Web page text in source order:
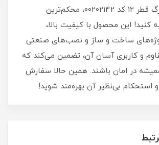
با بست تکی بزرگ قطر ۱۲ کد 00202142، محکم‌ترین
کنید! این محصول با کیفیت بالا،
ساخت و ساز و نصب‌های صنعتی
و کاربری آسان آن، تضمین می‌کند که
در امان باشند. همین حالا سفارش
استحکام بی‌نظیر آن بهره‌مند شوید!